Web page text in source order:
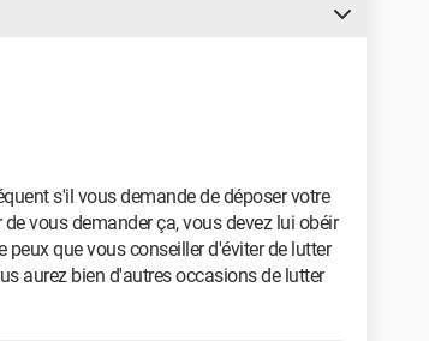
s'il vous demande de déposer votre
vous demander ça, vous devez lui obéir
peux que vous conseiller d'éviter de lutter
aurez bien d'autres occasions de lutter